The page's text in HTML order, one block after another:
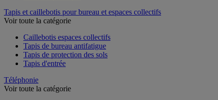
Tapis et caillebotis pour bureau et espaces collectifs
Voir toute la catégorie
Caillebotis espaces collectifs
Tapis de bureau antifatigue
Tapis de protection des sols
Tapis d'entrée
Téléphonie
Voir toute la catégorie